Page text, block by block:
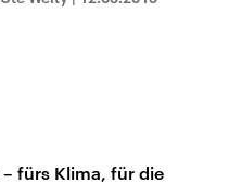
fürs Klima, für die